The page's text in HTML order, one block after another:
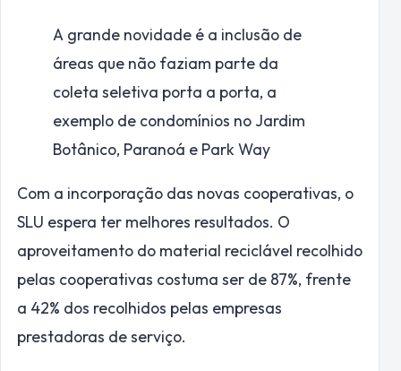
A grande novidade é a inclusão de
áreas que não faziam parte da
coleta seletiva porta a porta, a
exemplo de condomínios no Jardim
Botânico, Paranoá e Park Way
Com a incorporação das novas cooperativas, o
SLU espera ter melhores resultados. O
aproveitamento do material reciclável recolhido
pelas cooperativas costuma ser de 87%, frente
a 42% dos recolhidos pelas empresas
prestadoras de serviço.